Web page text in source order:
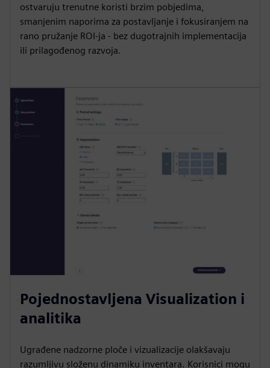
ostvaruju trenutne koristi brzim pobjedima,
smanjenim naporima za postavljanje i fokusiranjem na
rano pružanje ROI-ja - bez dugotrajnih implementacija
ili prilagođenog razvoja.
Pojednostavljena Visualization i
analitika
Ugrađene nadzorne ploče i vizualizacije olakšavaju
razumljivu složenu dinamiku inventara. Korisnici mogu